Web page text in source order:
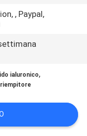
, Paypal,
ialuronico,